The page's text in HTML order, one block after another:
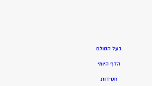
בעל הסולם
הדף היומי
חסידות